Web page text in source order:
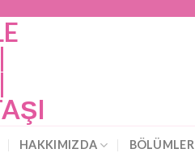
HAKKIMIZDA BÖLÜMLER